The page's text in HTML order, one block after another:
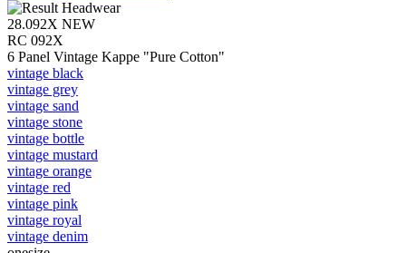
28.092X NEW
RC 092X
6 Panel Vintage Kappe "Pure Cotton"
vintage black
vintage grey
vintage sand
vintage stone
vintage bottle
vintage mustard
vintage orange
vintage red
vintage pink
vintage royal
vintage denim